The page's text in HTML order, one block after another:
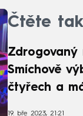
Čtěte
Zdrogovaný
Smíchově
čtyřech a
19. bře 2023, 21:21